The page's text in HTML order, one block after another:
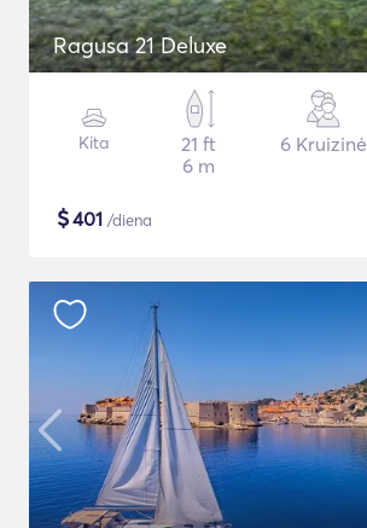
Ragusa 21 Deluxe
Kita
21 ft
6 m
6 Kruizinė
$401 /diena